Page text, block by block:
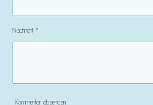
Nachricht *
Kommentar absenden